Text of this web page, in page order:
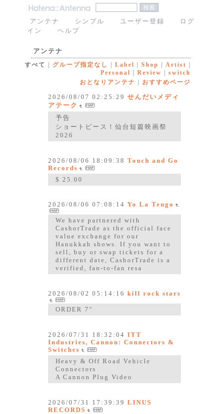
アンテナ シンプル ユーザー登録
ログ
イン
ヘルプ
アンテナ
すべて
| グループ指定なし |Label |Shop |Artist |
Personal |Review |switch
おとなりアンテナ | おすすめページ
2026/08/07 02:25:29 せんだいメディ
アテーク
予告
ショートピース！仙台短篇映画祭
2026
2026/08/06 18:09:38 Touch and Go
Records
$ 25.00
2026/08/06 07:08:14 Yo La Tengo
We have partnered with
CashorTrade as the official face
value exchange for our
Hanukkah shows. If you want to
sell, buy or swap tickets for a
different date, CashorTrade is a
verified, fan-to-fan resa
2026/08/02 05:14:16 kill rock stars
ORDER 7"
2026/07/31 18:32:04 ITT
Industries, Cannon: Connectors &
Switches
Heavy & Off Road Vehicle
Connectors
A Cannon Plug Video
2026/07/31 17:39:39 LINUS
RECORDS